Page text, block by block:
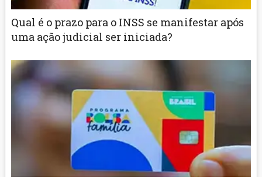
Qual é o prazo para o INSS se manifestar após
uma ação judicial ser iniciada?